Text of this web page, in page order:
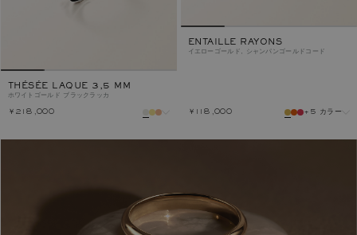
THÉSÉE LAQUE 3,5 MM
ホワイトゴールド ブラックラッカ
￥218,000
ENTAILLE RAYONS
イエローゴールド, シャンパンゴールドコード
￥118,000 +5 カラー
メタル